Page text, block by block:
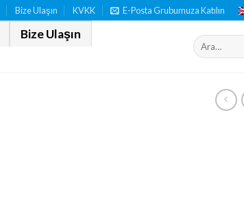
Bize Ulaşın KVKK E-Posta Grubumuza Katılın
Bize Ulaşın